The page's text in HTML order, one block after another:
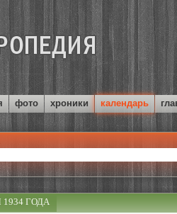
фото хроники календарь
1934 ГОДА